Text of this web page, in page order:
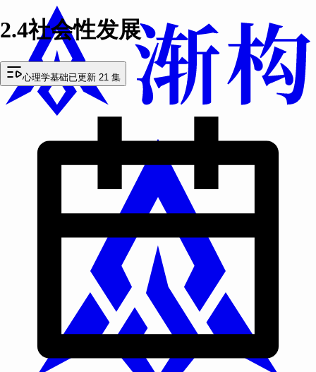
2.4社会性发展
心理学基础已更新 21 集